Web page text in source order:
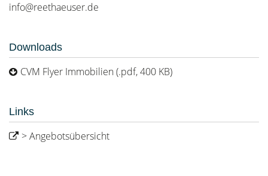
info@reethaeuser.de
Downloads
CVM Flyer Immobilien (.pdf, 400 KB)
Links
> Angebotsübersicht